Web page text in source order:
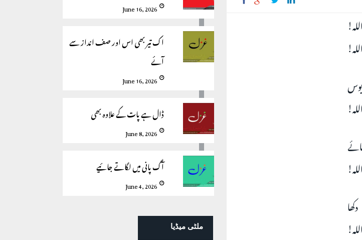
June 16, 2026
اک تیر بھی اس اور صف انداز سے
آئے
June 16, 2026
ڈال ہے پات کے علاوہ بھی
June 8, 2026
آگ پانی میں لگاتے جائیے
June 4, 2026
ملٹی میڈیا